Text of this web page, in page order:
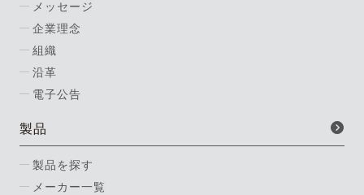
メッセージ
企業理念
組織
沿革
電子公告
製品
製品を探す
メーカー一覧